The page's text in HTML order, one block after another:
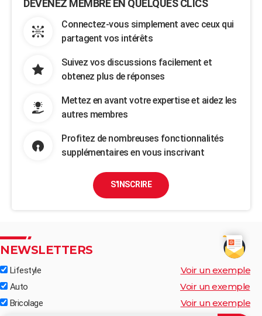
DEVENEZ MEMBRE EN QUELQUES CLICS
Connectez-vous simplement avec ceux qui
partagent vos intérêts
Suivez vos discussions facilement et
obtenez plus de réponses
Mettez en avant votre expertise et aidez les
autres membres
Profitez de nombreuses fonctionnalités
supplémentaires en vous inscrivant
S'INSCRIRE
NEWSLETTERS
Lifestyle Voir un exemple
Auto Voir un exemple
Bricolage Voir un exemple